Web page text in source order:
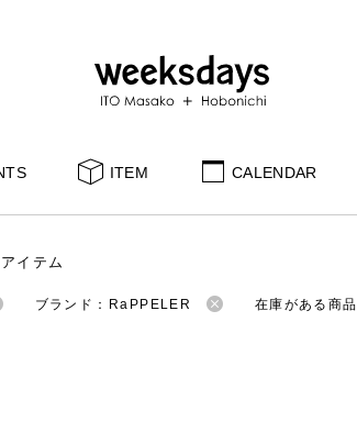
ITEM CALENDAR
イテム
ブランド：RaPPELER 在庫がある商品